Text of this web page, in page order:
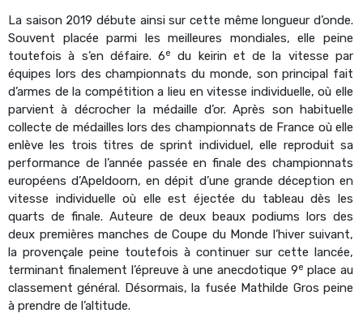
La saison 2019 débute ainsi sur cette même longueur d’onde.
Souvent placée parmi les meilleures mondiales, elle peine
toutefois à s’en défaire. 6e
du keirin et de la vitesse par
équipes lors des championnats du monde, son principal fait
d’armes de la compétition a lieu en vitesse individuelle, où elle
parvient à décrocher la médaille d’or. Après son habituelle
collecte de médailles lors des championnats de France où elle
enlève les trois titres de sprint individuel, elle reproduit sa
performance de l’année passée en finale des championnats
européens d’Apeldoorn, en dépit d’une grande déception en
vitesse individuelle où elle est éjectée du tableau dès les
quarts de finale. Auteure de deux beaux podiums lors des
deux premières manches de Coupe du Monde l’hiver suivant,
la provençale peine toutefois à continuer sur cette lancée,
terminant finalement l’épreuve à une anecdotique 9e place au
classement général. Désormais, la fusée Mathilde Gros peine
à prendre de l’altitude.